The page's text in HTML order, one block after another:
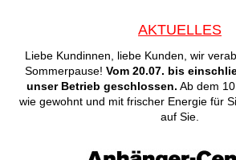
AKTUELLES
Liebe Kundinnen, liebe Kunden, wir
Sommerpause! Vom 20.07. bis
unser Betrieb geschlossen. Ab dem
wie gewohnt und mit frischer Energie für
auf Sie.